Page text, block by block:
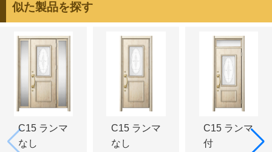
似た製品を探す
C15 ランマ
なし
C15 ランマ
なし
C15 ランマ
付